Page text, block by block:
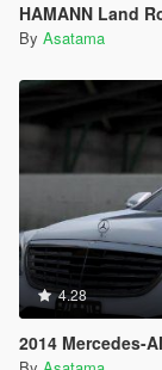
HAMANN Land
By Asatama
4.28
2014 Mercedes-